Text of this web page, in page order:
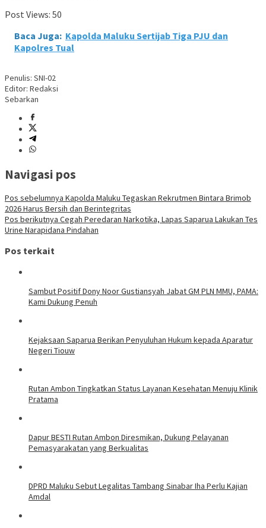
Post Views: 50
Baca Juga: Kapolda Maluku Sertijab Tiga PJU dan
Kapolres Tual
Penulis: SNI-02
Editor: Redaksi
Sebarkan
Navigasi pos
Pos sebelumnya Kapolda Maluku Tegaskan Rekrutmen Bintara Brimob
2026 Harus Bersih dan Berintegritas
Pos berikutnya Cegah Peredaran Narkotika, Lapas Saparua Lakukan Tes
Urine Narapidana Pindahan
Pos terkait
Sambut Positif Dony Noor Gustiansyah Jabat GM PLN MMU, PAMA:
Kami Dukung Penuh
Kejaksaan Saparua Berikan Penyuluhan Hukum kepada Aparatur
Negeri Tiouw
Rutan Ambon Tingkatkan Status Layanan Kesehatan Menuju Klinik
Pratama
Dapur BESTI Rutan Ambon Diresmikan, Dukung Pelayanan
Pemasyarakatan yang Berkualitas
DPRD Maluku Sebut Legalitas Tambang Sinabar Iha Perlu Kajian
Amdal